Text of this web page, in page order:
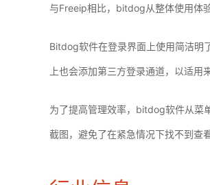
与Freeip相比，bitdog从整体使用体
Bitdog软件在登录界面上使用简洁明
上也会添加第三方登录通道，以适用
为了提高管理效率，bitdog软件从菜
截图，避免了在紧急情况下找不到查